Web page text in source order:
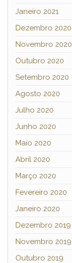
Janeiro 2021
Dezembro 2020
Novembro 2020
Outubro 2020
Setembro 2020
Agosto 2020
Julho 2020
Junho 2020
Maio 2020
Abril 2020
Março 2020
Fevereiro 2020
Janeiro 2020
Dezembro 2019
Novembro 2019
Outubro 2019